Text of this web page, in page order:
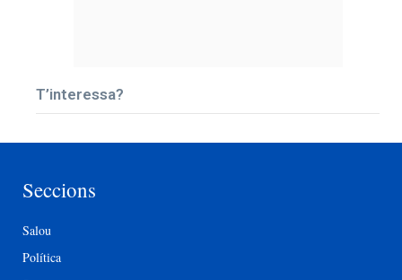
T’interessa?
Seccions
Salou
Política